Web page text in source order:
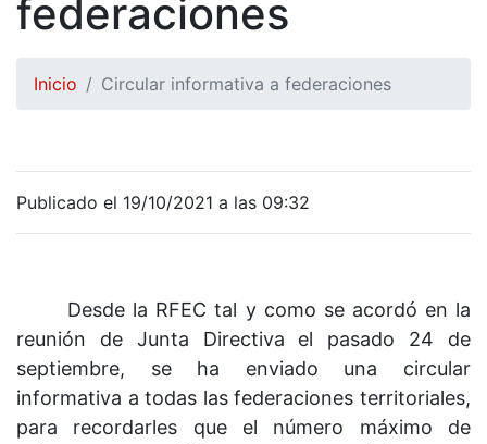
federaciones
Inicio Circular informativa a federaciones
Publicado el 19/10/2021 a las 09:32
Desde la RFEC tal y como se acordó en la
reunión de Junta Directiva el pasado 24 de
septiembre, se ha enviado una circular
informativa a todas las federaciones territoriales,
para recordarles que el número máximo de